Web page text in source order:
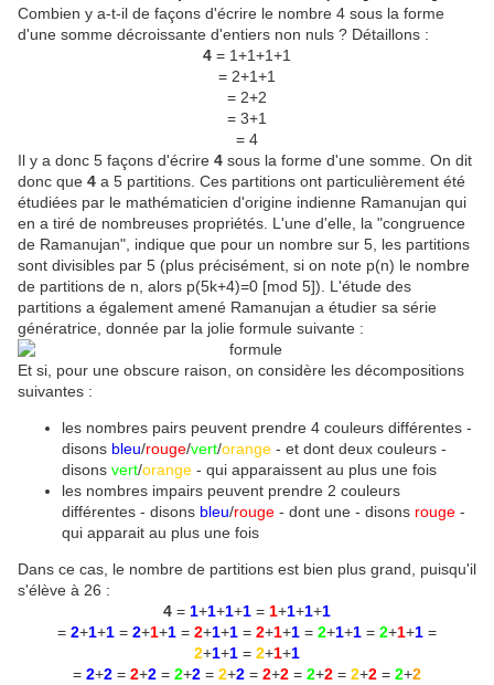
Combien y a-t-il de façons d'écrire le nombre 4 sous la forme
d'une somme décroissante d'entiers non nuls ? Détaillons :
4 = 1+1+1+1
= 2+1+1
= 2+2
= 3+1
= 4
Il y a donc 5 façons d'écrire 4 sous la forme d'une somme. On dit
donc que 4 a 5 partitions. Ces partitions ont particulièrement été
étudiées par le mathématicien d'origine indienne Ramanujan qui
en a tiré de nombreuses propriétés. L'une d'elle, la "congruence
de Ramanujan", indique que pour un nombre sur 5, les partitions
sont divisibles par 5 (plus précisément, si on note p(n) le nombre
de partitions de n, alors p(5k+4)=0 [mod 5]). L'étude des
partitions a également amené Ramanujan a étudier sa série
génératrice, donnée par la jolie formule suivante :
Et si, pour une obscure raison, on considère les décompositions
suivantes :
les nombres pairs peuvent prendre 4 couleurs différentes -
disons bleu/rouge/vert/orange - et dont deux couleurs -
disons vert/orange - qui apparaissent au plus une fois
les nombres impairs peuvent prendre 2 couleurs
différentes - disons bleu/rouge - dont une - disons rouge -
qui apparait au plus une fois
Dans ce cas, le nombre de partitions est bien plus grand, puisqu'il
s'élève à 26 :
4 = 1+1+1+1 = 1+1+1+1
= 2+1+1 = 2+1+1 = 2+1+1 = 2+1+1 = 2+1+1 = 2+1+1 =
2+1+1 = 2+1+1
= 2+2 = 2+2 = 2+2 = 2+2 = 2+2 = 2+2 = 2+2 = 2+2